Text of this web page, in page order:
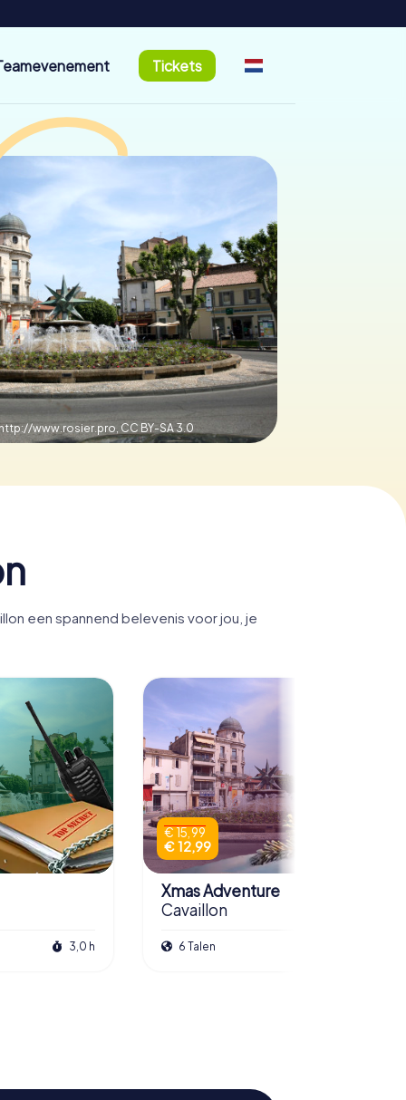
Tickets
www.rosier.pro, CC BY-SA 3.0
een spannend belevenis voor jou, je
3,0 h
€ 15,99
€ 12,99
Xmas Adventure
Cavaillon
6 Talen